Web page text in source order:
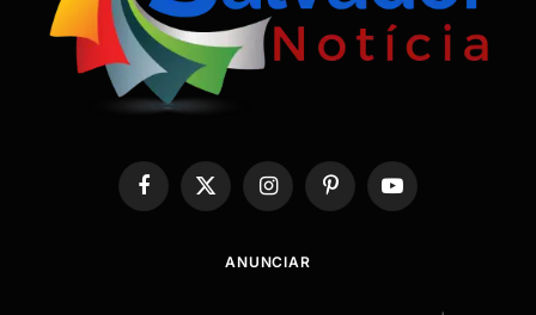
Facebook
X
InstagramPinterestYouTube
ANUNCIAR